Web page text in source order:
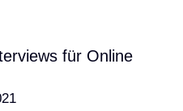
für Online